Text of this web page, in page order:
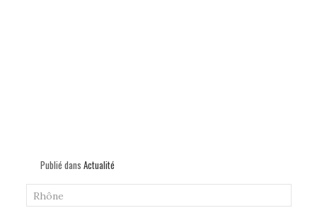
Publié dans Actualité
Rhône